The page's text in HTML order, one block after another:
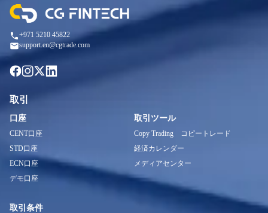
+971 5210 45822
support.en@cgtrade.com
取引
口座
CENT口座
STD口座
ECN口座
デモ口座
取引条件
取引ツール
Copy Trading コピートレード
経済カレンダー
メディアセンター